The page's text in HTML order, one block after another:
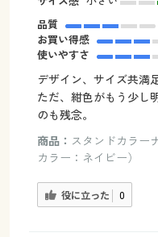
品質
お買い得感
使いやすさ
デザイン、サイズ共満
ただ、紺色がもう少し
のも残念。
商品： スタンドカラー
カラー：ネイビー）
役に立った 0